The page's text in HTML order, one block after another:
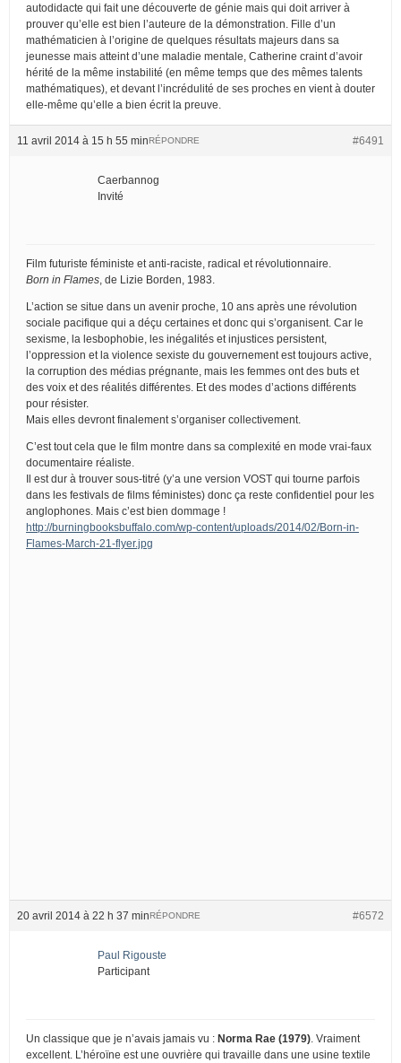
autodidacte qui fait une découverte de génie mais qui doit arriver à
prouver qu’elle est bien l’auteure de la démonstration. Fille d’un
mathématicien à l’origine de quelques résultats majeurs dans sa
jeunesse mais atteint d’une maladie mentale, Catherine craint d’avoir
hérité de la même instabilité (en même temps que des mêmes talents
mathématiques), et devant l’incrédulité de ses proches en vient à douter
elle-même qu’elle a bien écrit la preuve.
11 avril 2014 à 15 h 55 min #6491
RÉPONDRE
Caerbannog
Invité
Film futuriste féministe et anti-raciste, radical et révolutionnaire.
Born in Flames , de Lizie Borden, 1983.
L’action se situe dans un avenir proche, 10 ans après une révolution
sociale pacifique qui a déçu certaines et donc qui s’organisent. Car le
sexisme, la lesbophobie, les inégalités et injustices persistent,
l’oppression et la violence sexiste du gouvernement est toujours active,
la corruption des médias prégnante, mais les femmes ont des buts et
des voix et des réalités différentes. Et des modes d’actions différents
pour résister.
Mais elles devront finalement s’organiser collectivement.
C’est tout cela que le film montre dans sa complexité en mode vrai-faux
documentaire réaliste.
Il est dur à trouver sous-titré (y’a une version VOST qui tourne parfois
dans les festivals de films féministes) donc ça reste confidentiel pour les
anglophones. Mais c’est bien dommage !
http://burningbooksbuffalo.com/wp-content/uploads/2014/02/Born-in-
Flames-March-21-flyer.jpg
20 avril 2014 à 22 h 37 min #6572
RÉPONDRE
Paul Rigouste
Participant
Un classique que je n’avais jamais vu : Norma Rae (1979) . Vraiment
excellent. L’héroïne est une ouvrière qui travaille dans une usine textile